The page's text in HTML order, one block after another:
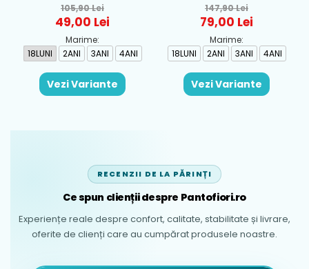
pentru fete Mayoral,
Rosu - 1930-069
105,90 Lei
49,00 Lei
Marime:
18LUNI
2ANI 3ANI 4ANI
Vezi Variante
baieti Mayoral, Alb-
Albastru - 1665-31
147,90 Lei
79,00 Lei
Marime:
18LUNI
2ANI 3ANI 4ANI
Vezi Variante
RECENZII DE LA PĂRINȚI
Ce spun clienții despre Pantofiori.ro
Experiențe reale despre confort, calitate, stabilitate și livrare,
oferite de clienți care au cumpărat produsele noastre.